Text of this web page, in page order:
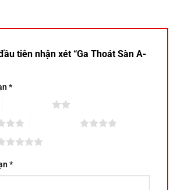
tiên nhận xét “Ga Thoát Sàn A-
*
*